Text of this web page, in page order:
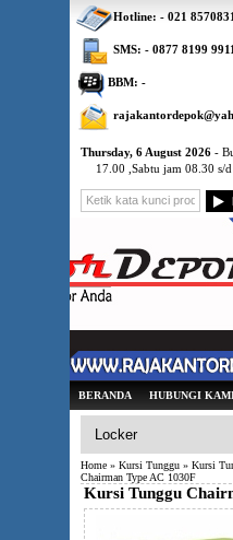
Thursday, 6 August 2026 -
17.00 ,Sabtu jam 08.30
BERANDA HUBUNGI
Home » Kursi Tunggu » Kursi
Chairman Type AC 1030F
Kursi Tunggu
Hotline: - 021 8570831
SMS: - 0877 8199 9911
BBM: -